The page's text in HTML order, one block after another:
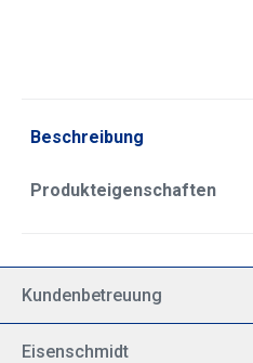
Beschreibung
Produkteigenschaften
Kundenbetreuung
Eisenschmidt